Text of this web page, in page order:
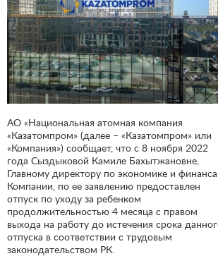
АО «Национальная атомная компания
«Казатомпром» (далее – «Казатомпром» или
«Компания») сообщает, что с 8 ноября 2022
года Сыздыковой Камиле Бахытжановне,
Главному директору по экономике и
Компании, по ее заявлению предоставлен
отпуск по уходу за ребенком
продолжительностью 4 месяца с правом
выхода на работу до истечения срока
отпуска в соответствии с трудовым
законодательством РК.